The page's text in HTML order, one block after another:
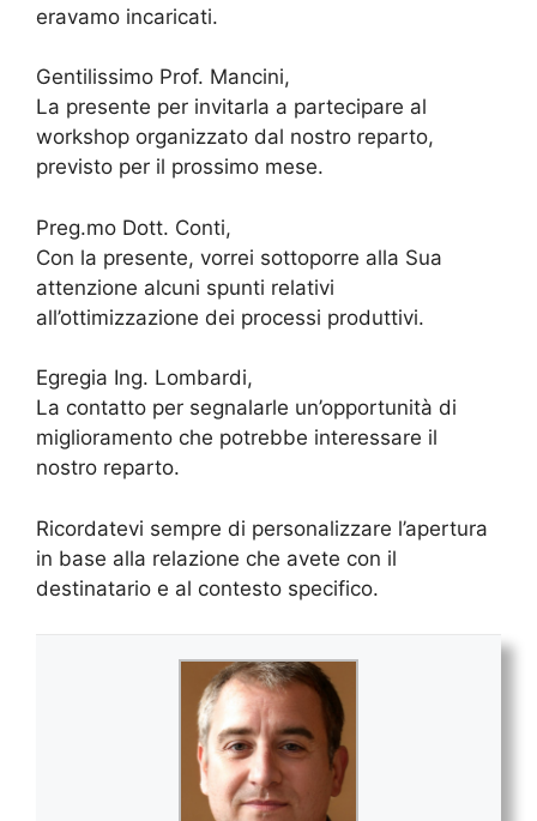
eravamo incaricati.
Gentilissimo Prof. Mancini,
La presente per invitarla a partecipare al
workshop organizzato dal nostro reparto,
previsto per il prossimo mese.
Preg.mo Dott. Conti,
Con la presente, vorrei sottoporre alla Sua
attenzione alcuni spunti relativi
all’ottimizzazione dei processi produttivi.
Egregia Ing. Lombardi,
La contatto per segnalarle un’opportunità di
miglioramento che potrebbe interessare il
nostro reparto.
Ricordatevi sempre di personalizzare l’apertura
in base alla relazione che avete con il
destinatario e al contesto specifico.